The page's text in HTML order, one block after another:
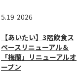
5.19 2026
【あいたい】3階飲食ス
ペースリニューアル＆
「梅蘭」リニューアルオ
ープン